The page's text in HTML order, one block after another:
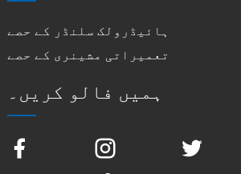
ہائیڈرولک سلنڈر کے حصے
تعمیراتی مشینری کے حصے
ہمیں فالو کریں۔